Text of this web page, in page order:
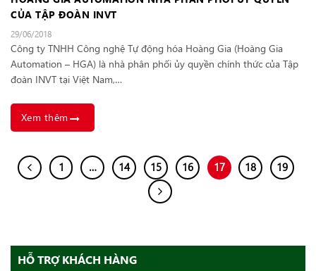
CỦA TẬP ĐOÀN INVT
29/06/2018
​Công ty TNHH Công nghệ Tự động hóa Hoàng Gia (Hoàng Gia
Automation – HGA) là nhà phân phối ủy quyền chính thức của Tập
đoàn INVT tại Việt Nam,…
Xem thêm
1 … 14 15 16 17 18 19
HỖ TRỢ KHÁCH HÀNG